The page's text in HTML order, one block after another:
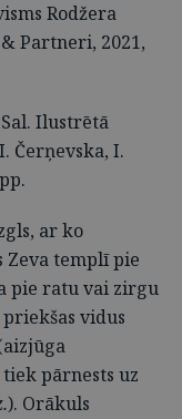
Rodžera
Partneri, 2021,
Ilustrētā
Čerņevska, I.
ar ko
Zeva templī pie
pie ratu vai zirgu
vidus
pārnests uz
). Orākuls